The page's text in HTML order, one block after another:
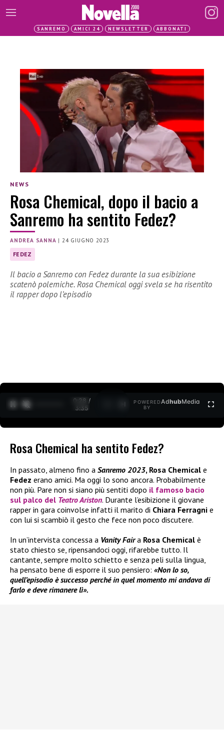
SANREMO AMICI 24 NEWSLETTER ABBONATI
NEWS
Rosa Chemical, dopo il bacio a
Sanremo ha sentito Fedez?
ANDREA SANNA |24 GIUGNO 2023
FEDEZ
Il bacio a Sanremo con Fedez durante la sua esibizione
scatenò polemiche. Rosa Chemical oggi svela se ha risentito
il rapper dopo l’episodio
0:30 /
3:35
POWERED
BY
AdhubMedia
Rosa Chemical ha sentito Fedez?
In passato, almeno fino a Sanremo 2023, Rosa Chemical e
Fedez erano amici. Ma oggi lo sono ancora. Probabilmente
non più. Pare non si siano più sentiti dopo il famoso bacio
sul palco del Teatro Ariston. Durante l’esibizione il giovane
rapper in gara coinvolse infatti il marito di Chiara Ferragni e
con lui si scambiò il gesto che fece non poco discutere.
In un’intervista concessa a Vanity Faira Rosa Chemical è
stato chiesto se, ripensandoci oggi, rifarebbe tutto. Il
cantante, sempre molto schietto e senza peli sulla lingua,
ha pensato bene di esporre il suo pensiero: «Non lo so,
quell’episodio è successo perché in quel momento mi andava di
farlo e deve rimanere lì».